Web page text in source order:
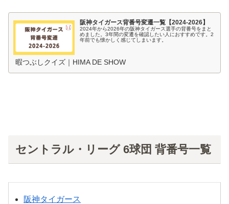
阪神タイガース背番号変遷一覧【2024-2026】
2024年から2026年の阪神タイガース選手の背番号をまと
めました。3年間の変遷を確認したい人におすすめです。2
年前でも懐かしく感じてしまいます。
暇つぶしクイズ｜HIMA DE SHOW
セントラル・リーグ 6球団 背番号一覧
阪神タイガース